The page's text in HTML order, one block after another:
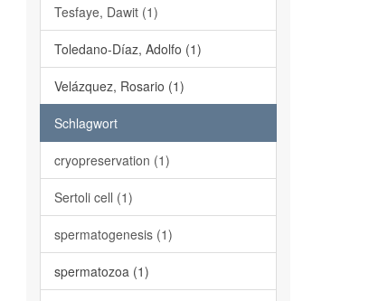
Tesfaye, Dawit (1)
Toledano-Díaz, Adolfo (1)
Velázquez, Rosario (1)
Schlagwort
cryopreservation (1)
Sertoli cell (1)
spermatogenesis (1)
spermatozoa (1)